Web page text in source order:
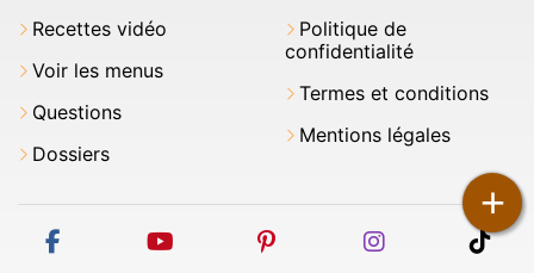
+
Recettes vidéo
Voir les menus
Questions
Dossiers
Politique de
confidentialité
Termes et conditions
Mentions légales
facebook youtube pinterest instagram